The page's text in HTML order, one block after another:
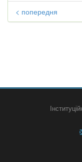
< попередня